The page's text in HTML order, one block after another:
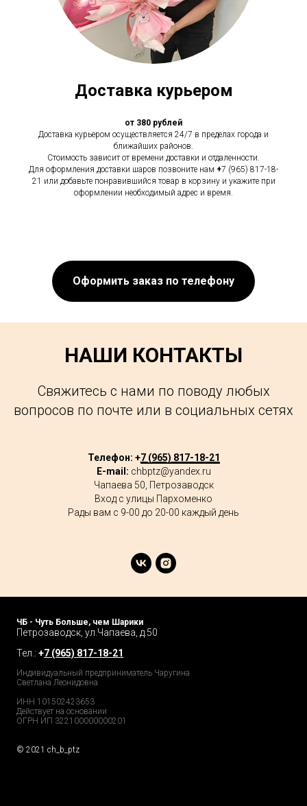
Доставка курьером
от 380 рублей
Доставка курьером осуществляется 24/7 в пределах города и
ближайших районов.
Стоимость зависит от времени доставки и отдаленности.
Для оформления доставки шаров позвоните нам +7 (965) 817-18-
21 или добавьте понравившийся товар в корзину и укажите при
оформлении необходимый адрес и время.
Оформить заказ по телефону
НАШИ КОНТАКТЫ
Свяжитесь с нами по поводу любых
вопросов по почте или в социальных сетях
Телефон: +7 (965) 817-18-21
E-mail: chbptz@yandex.ru
Чапаева 50, Петрозаводск
Вход с улицы Пархоменко
Рады вам с 9-00 до 20-00 каждый день
ЧБ - Чуть Больше, чем Шарики
Петрозаводск, ул.Чапаева, д.50
Тел.: +7 (965) 817-18-21
Индивидуальный предприниматель Чаругина
Светлана Леонидовна
ИНН 101502423653
Действует на основании
ОГРН ИП 322100000000201
© 2021 ch_b_ptz